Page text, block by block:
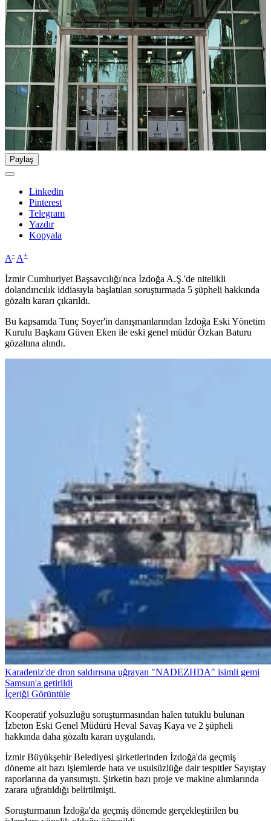
Paylaş
Linkedin
Pinterest
Telegram
Yazdır
Kopyala
A- A+
İzmir Cumhuriyet Başsavcılığı'nca İzdoğa A.Ş.'de nitelikli
dolandırıcılık iddiasıyla başlatılan soruşturmada 5 şüpheli hakkında
gözaltı kararı çıkarıldı.
Bu kapsamda Tunç Soyer'in danışmanlarından İzdoğa Eski Yönetim
Kurulu Başkanı Güven Eken ile eski genel müdür Özkan Baturu
gözaltına alındı.
Karadeniz'de dron saldırısına uğrayan "NADEZHDA" isimli gemi
Samsun'a getirildi
İçeriği Görüntüle
Kooperatif yolsuzluğu soruşturmasından halen tutuklu bulunan
İzbeton Eski Genel Müdürü Heval Savaş Kaya ve 2 şüpheli
hakkında daha gözaltı kararı uygulandı.
İzmir Büyükşehir Belediyesi şirketlerinden İzdoğa'da geçmiş
döneme ait bazı işlemlerde hata ve usulsüzlüğe dair tespitler Sayıştay
raporlarına da yansımıştı. Şirketin bazı proje ve makine alımlarında
zarara uğratıldığı belirtilmişti.
Soruşturmanın İzdoğa'da geçmiş dönemde gerçekleştirilen bu